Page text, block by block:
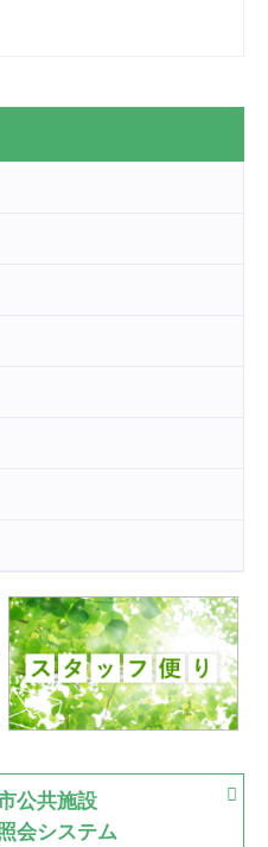
広場
古池運動広場
が開催
公共施設
会システム